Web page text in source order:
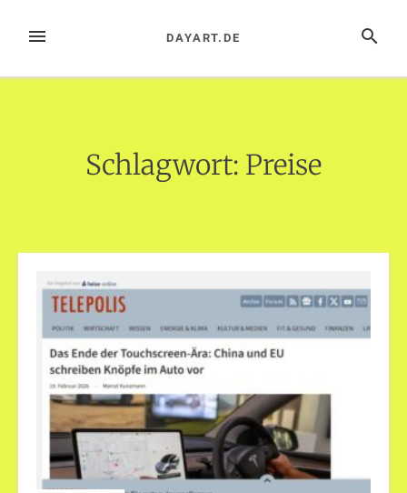
InhaltMENÜ SUCHE
DAYART.DE
Schlagwort: Preise